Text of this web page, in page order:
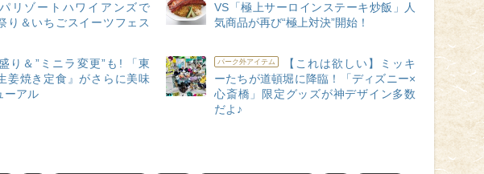
リゾートハワイアンズで
り＆いちごスイーツフェス
VS「極上サーロインステーキ炒飯」人
気商品が再び“極上対決”開始！
り＆”ミニラ変更”も! 「東
姜焼き定食』がさらに美味
ーアル
パーク外アイテム
【これは欲しい】ミッキ
ーたちが道頓堀に降臨！「ディズニー×
心斎橋」限定グッズが神デザイン多数
だよ♪